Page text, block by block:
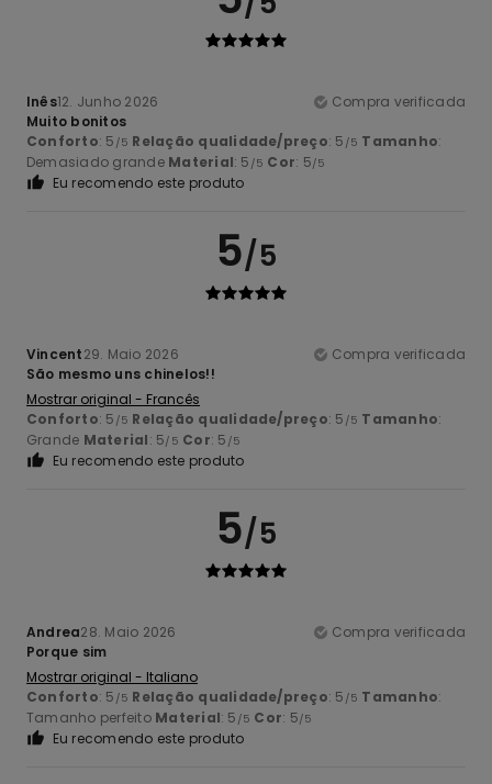
Inês12. Junho 2026
Compra verificada
Muito bonitos
Conforto: 5 /5 Relação qualidade/preço: 5 /5 Tamanho:
Demasiado grande Material: 5 /5 Cor: 5/5
Eu recomendo este produto
5/5
Vincent29. Maio 2026
Compra verificada
São mesmo uns chinelos!!
Mostrar original - Francês
Conforto: 5 /5 Relação qualidade/preço: 5 /5 Tamanho:
Grande Material: 5/5 Cor: 5 /5
Eu recomendo este produto
5/5
Andrea28. Maio 2026
Compra verificada
Porque sim
Mostrar original - Italiano
Conforto: 5 /5 Relação qualidade/preço: 5 /5 Tamanho:
Tamanho perfeito Material: 5 /5 Cor: 5/5
Eu recomendo este produto